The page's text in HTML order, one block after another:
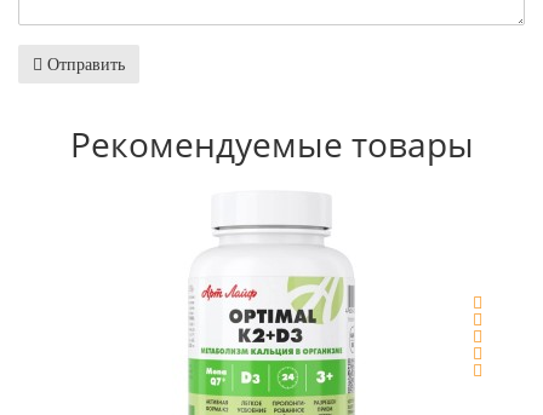
Отправить
Рекомендуемые товары